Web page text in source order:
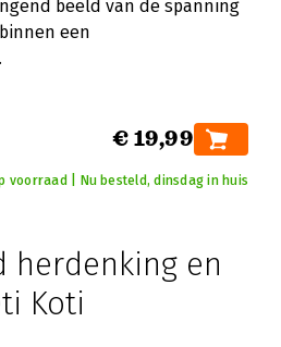
beeld van de spanning
een
€ 19,99
voorraad | Nu besteld, dinsdag in huis
herdenking en
Koti